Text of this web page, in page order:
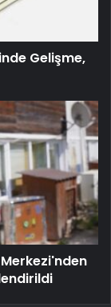
Gelişme,